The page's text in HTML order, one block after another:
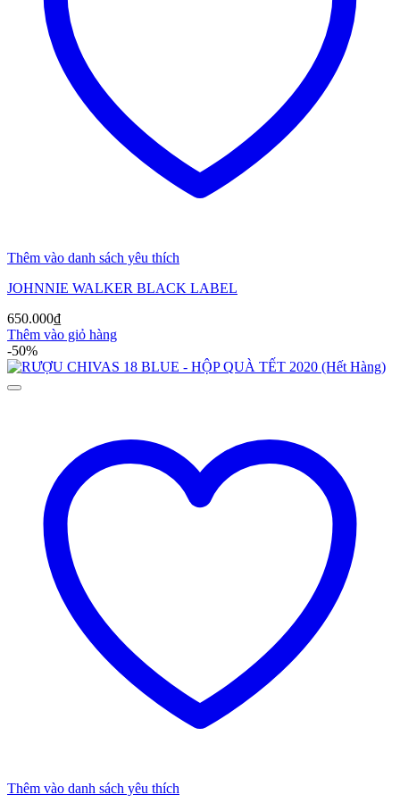
Thêm vào danh sách yêu thích
JOHNNIE WALKER BLACK LABEL
650.000₫
Thêm vào giỏ hàng
-50%
Thêm vào danh sách yêu thích